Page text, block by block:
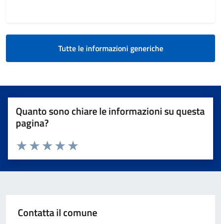
Tutte le informazioni generiche
Quanto sono chiare le informazioni su questa
pagina?
Valuta da 1 a 5 stelle la pagina
Valuta 5 stelle su 5
Valuta 4 stelle su 5
Valuta 3 stelle su 5
Valuta 2 stelle su 5
Valuta 1 stelle su 5
Contatta il comune